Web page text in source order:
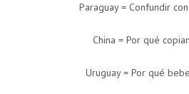
Paraguay = Confundir
China = Por qué
Uruguay = Por qué